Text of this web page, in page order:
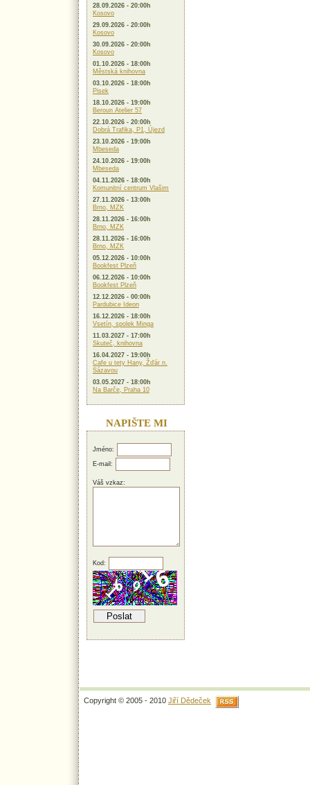
28.09.2026 - 20:00h
Kosovo
29.09.2026 - 20:00h
Kosovo
30.09.2026 - 20:00h
Kosovo
01.10.2026 - 18:00h
Městská knihovna
03.10.2026 - 18:00h
Pisek
18.10.2026 - 19:00h
Beroun Atelier 57
22.10.2026 - 20:00h
Dobrá Trafika, P1, Újezd
23.10.2026 - 19:00h
Mbeseda
24.10.2026 - 19:00h
Mbeseda
04.11.2026 - 18:00h
Komunitní centrum Vlašim
27.11.2026 - 13:00h
Brno, MZK
28.11.2026 - 16:00h
Brno, MZK
28.11.2026 - 16:00h
Brno, MZK
05.12.2026 - 10:00h
Bookfest Plzeň
06.12.2026 - 10:00h
Bookfest Plzeň
12.12.2026 - 00:00h
Pardubice Ideon
16.12.2026 - 18:00h
Vsetín, spolek Minga
11.03.2027 - 17:00h
Skuteč, knihovna
16.04.2027 - 19:00h
Cafe u tety Hany, Žďár n.
Sázavou
03.05.2027 - 18:00h
Na Barče, Praha 10
NAPIŠTE MI
Jméno:
E-mail:
Váš vzkaz:
Kod:
Copyright © 2005 - 2010 Jiří Dědeček